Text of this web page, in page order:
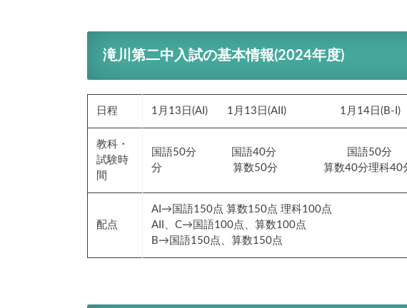
滝川第二中入試の基本情報(2024年度)
日程 1月13日(AI) 1月13日(AII) 1月14日(B-I)
教科・
試験時
間
国語50分 国語40分 国語50分
分 算数50分 算数40
配点
AI→国語150点 算数150点 理科100点
AII、C→国語100点、算数100点
B→国語150点、算数150点